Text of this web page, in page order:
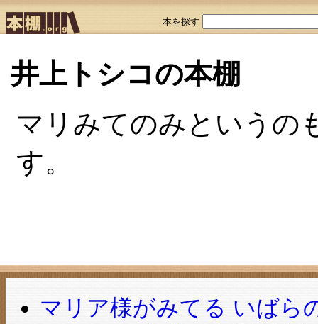
本を探す
井上トシコの本棚
マリみてのみというの
す。
マリア様がみてる いばら